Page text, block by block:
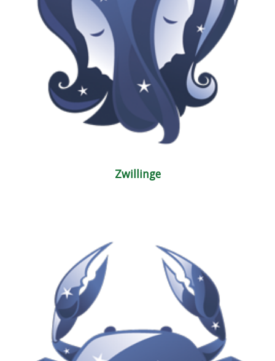
Zwillinge